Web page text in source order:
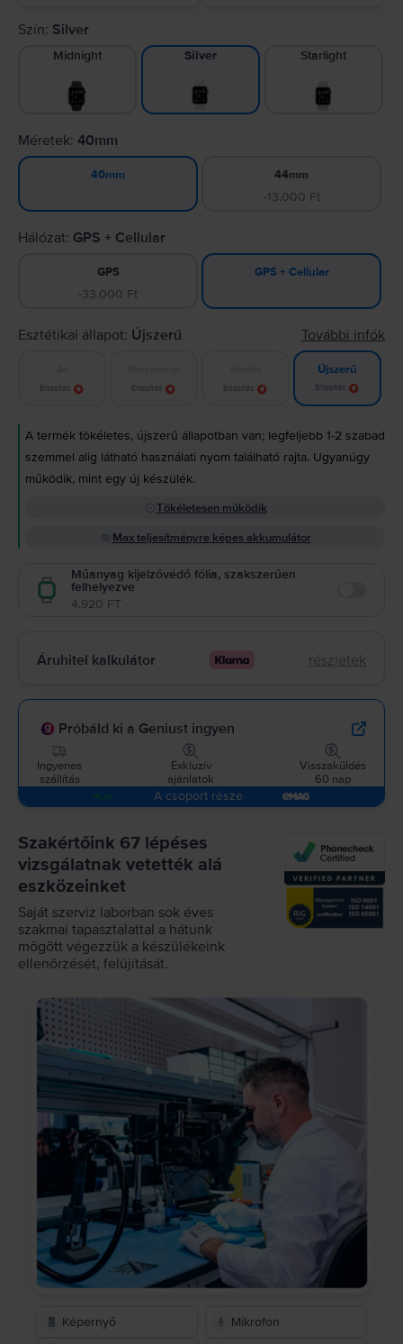
Szín: Silver
Midnight Silver Starlight
Méretek: 40mm
40mm 44mm
-13.000 Ft
Hálózat: GPS + Cellular
GPS
-33.000 Ft
GPS + Cellular
Esztétikai állapot: Újszerű További infók
Értesítés Értesítés Értesítés
Újszerű
Értesítés
A termék tökéletes, újszerű állapotban van; legfeljebb 1-2 szabad
szemmel alig látható használati nyom található rajta. Ugyanúgy
működik, mint egy új készülék.
Tökéletesen működik
Max teljesítményre képes akkumulátor
Műanyag kijelzővédő fólia, szakszerűen
felhelyezve
4.920 FT
Áruhitel kalkulátor részletek
Próbáld ki a Geniust ingyen
Ingyenes
szállítás
Exkluzív
ajánlatok
Visszaküldés
60 nap
A csoport része
Szakértőink 67 lépéses
vizsgálatnak vetették alá
eszközeinket
Saját szerviz laborban sok éves
szakmai tapasztalattal a hátunk
mögött végezzük a készülékeink
ellenőrzését, felújítását.
Képernyő Mikrofon